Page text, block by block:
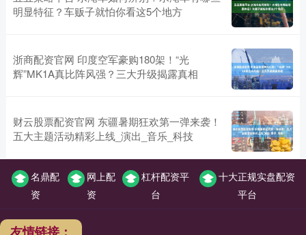
明显特征？车贩子就怕你看这5个地方
浙商配资官网 印度空军豪购180架！“光
辉”MK1A真比阵风强？三大升级揭露真相
财云股票配资官网 东疆暑期狂欢第一弹来袭！
五大主题活动精彩上线_演出_音乐_科技
名鼎配
资
网上配
资
杠杆配资平
台
十大正规实盘配资
平台
友情链接：